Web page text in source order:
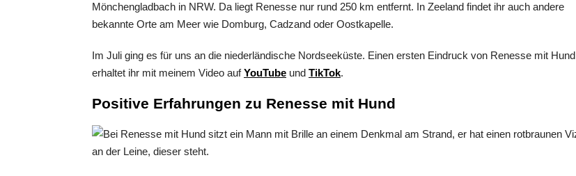
Mönchengladbach in NRW. Da liegt Renesse nur rund 250 km entfernt. In Zeeland findet ihr auch andere
bekannte Orte am Meer wie Domburg, Cadzand oder Oostkapelle.
Im Juli ging es für uns an die niederländische Nordseeküste. Einen ersten Eindruck von Renesse mit Hund
erhaltet ihr mit meinem Video aufYouTube und TikTok.
Positive Erfahrungen zu Renesse mit Hund